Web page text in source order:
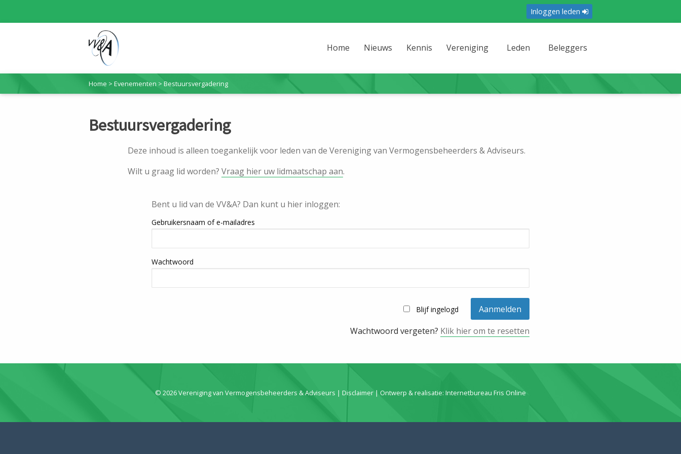
Inloggen leden
Home Nieuws Kennis Vereniging Leden Beleggers
Home > Evenementen > Bestuursvergadering
Bestuursvergadering
Deze inhoud is alleen toegankelijk voor leden van de Vereniging van Vermogensbeheerders & Adviseurs.
Wilt u graag lid worden? Vraag hier uw lidmaatschap aan.
Bent u lid van de VV&A? Dan kunt u hier inloggen:
Gebruikersnaam of e-mailadres
Wachtwoord
Blijf ingelogd
Wachtwoord vergeten? Klik hier om te resetten
© 2026 Vereniging van Vermogensbeheerders & Adviseurs | Disclaimer | Ontwerp & realisatie: Internetbureau Fris Online